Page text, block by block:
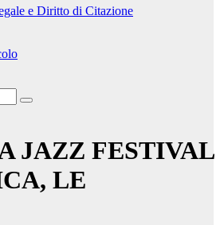
e Diritto di Citazione
JAZZ FESTIVAL
LE